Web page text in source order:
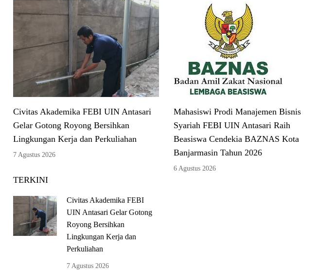
Civitas Akademika FEBI UIN Antasari
Gelar Gotong Royong Bersihkan
Lingkungan Kerja dan Perkuliahan
7 Agustus 2026
Mahasiswi Prodi Manajemen Bisnis
Syariah FEBI UIN Antasari Raih
Beasiswa Cendekia BAZNAS Kota
Banjarmasin Tahun 2026
6 Agustus 2026
TERKINI
Civitas Akademika FEBI
UIN Antasari Gelar Gotong
Royong Bersihkan
Lingkungan Kerja dan
Perkuliahan
7 Agustus 2026